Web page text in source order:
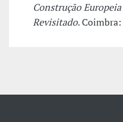
Construção
Revisitado.